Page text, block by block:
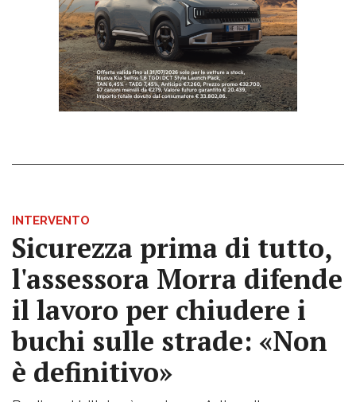
INTERVENTO
Sicurezza prima di tutto,
l'assessora Morra difende
il lavoro per chiudere i
buchi sulle strade: «Non
è definitivo»